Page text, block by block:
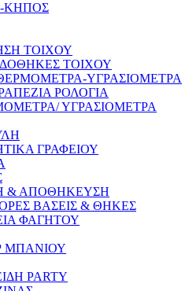
ΚΗΠΟΣ
ΤΟΙΧΟΥ
ΤΟΙΧΟΥ
ΥΓΡΑΣΙΟΜΕΤΡΑ
ΡΟΛΟΓΙΑ
ΥΓΡΑΣΙΟΜΕΤΡΑ
ΓΡΑΦΕΙΟΥ
& ΑΠΟΘΗΚΕΥΣΗ
ΒΑΣΕΙΣ & ΘΗΚΕΣ
ΦΑΓΗΤΟΥ
ΜΠΑΝΙΟΥ
PARTY